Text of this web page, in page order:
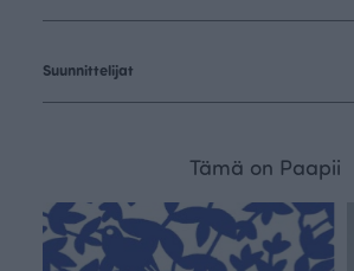
Suunnittelijat
Tämä on Paapii